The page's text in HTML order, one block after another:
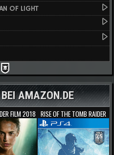
OF LIGHT
AMAZON.DE
FILM 2018 RISE OF THE TOMB RAIDER